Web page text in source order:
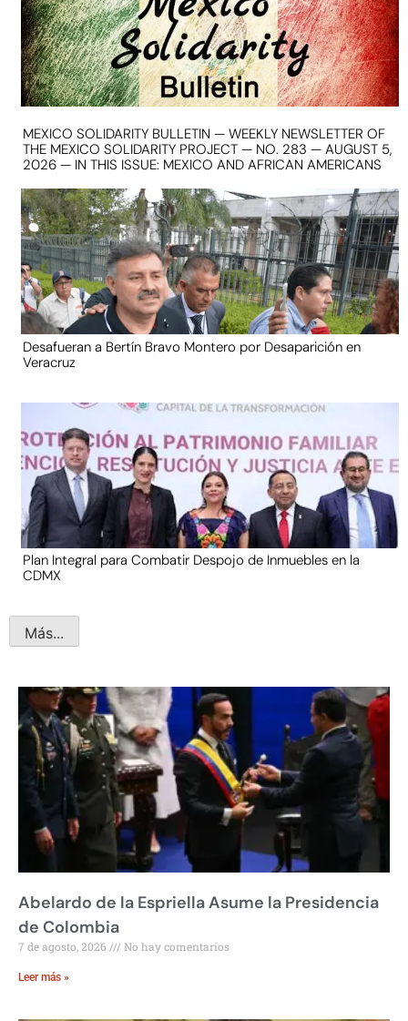
MEXICO SOLIDARITY BULLETIN — WEEKLY NEWSLETTER OF
THE MEXICO SOLIDARITY PROJECT — NO. 283 — AUGUST 5,
2026 — IN THIS ISSUE: MEXICO AND AFRICAN AMERICANS
Desafueran a Bertín Bravo Montero por Desaparición en
Veracruz
Plan Integral para Combatir Despojo de Inmuebles en la
CDMX
Más...
Abelardo de la Espriella Asume la Presidencia
de Colombia
7 de agosto, 2026 No hay comentarios
Leer más »